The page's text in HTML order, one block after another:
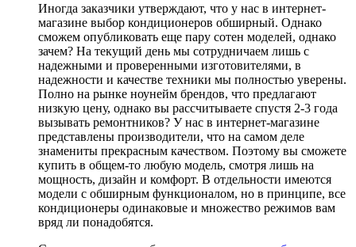
Иногда заказчики утверждают, что у нас в интернет-
магазине выбор кондиционеров обширный. Однако
сможем опубликовать еще пару сотен моделей, однако
зачем? На текущий день мы сотрудничаем лишь с
надежными и проверенными изготовителями, в
надежности и качестве техники мы полностью уверены.
Полно на рынке ноунейм брендов, что предлагают
низкую цену, однако вы рассчитываете спустя 2-3 года
вызывать ремонтников? У нас в интернет-магазине
представлены производители, что на самом деле
знамениты прекрасным качеством. Поэтому вы сможете
купить в общем-то любую модель, смотря лишь на
мощность, дизайн и комфорт. В отдельности имеются
модели с обширным функционалом, но в принципе, все
кондиционеры одинаковые и множество режимов вам
вряд ли понадобятся.